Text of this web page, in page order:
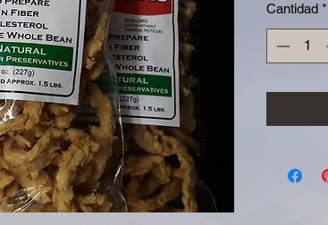
Cantidad *